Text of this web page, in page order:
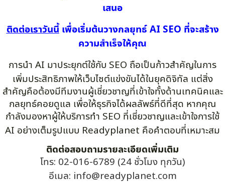
เสนอ
ติดต่อเราวันนี้เพื่อเริ่มต้นวางกลยุทธ์ AI SEO ที่จะสร้าง
ความสำเร็จให้คุณ
การนำ AI มาประยุกต์ใช้กับ SEO ถือเป็นก้าวสำคัญในการ
เพิ่มประสิทธิภาพให้เว็บไซต์แข่งขันได้ในยุคดิจิทัล แต่สิ่ง
สำคัญคือต้องมีทีมงานผู้เชี่ยวชาญที่เข้าใจทั้งด้านเทคนิคและ
กลยุทธ์คอยดูแล เพื่อให้ธุรกิจได้ผลลัพธ์ที่ดีที่สุด หากคุณ
กำลังมองหาผู้ให้บริการทำ SEO ที่เชี่ยวชาญและเข้าใจการใช้
AI อย่างเต็มรูปแบบ Readyplanet คือคำตอบที่เหมาะสม
ติดต่อสอบถามรายละเอียดเพิ่มเติม
โทร: 02-016-6789 (24 ชั่วโมง ทุกวัน)
อีเมล: info@readyplanet.com